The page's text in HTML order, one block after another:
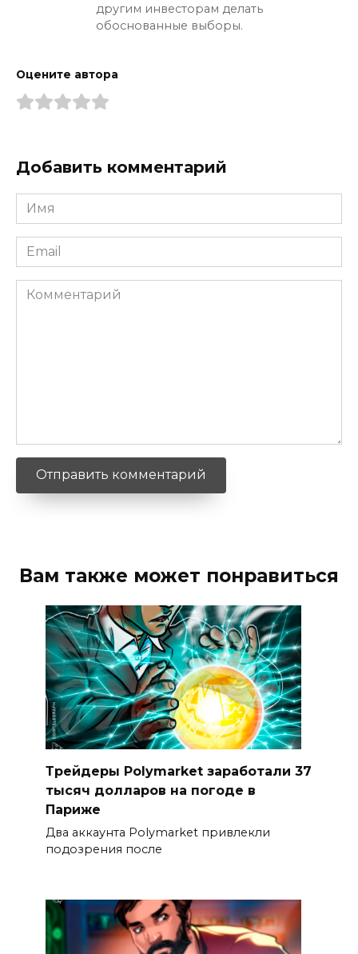
другим инвесторам делать
обоснованные выборы.
Оцените автора
Добавить комментарий
Имя
*
Email
*
Комментарий
Вам также может понравиться
Трейдеры Polymarket заработали 37
тысяч долларов на погоде в
Париже
Два аккаунта Polymarket привлекли
подозрения после